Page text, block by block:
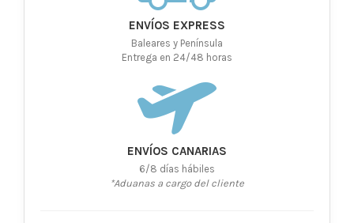
ENVÍOS EXPRESS
Baleares y Península
Entrega en 24/48 horas
ENVÍOS CANARIAS
6/8 días hábiles
*Aduanas a cargo del cliente